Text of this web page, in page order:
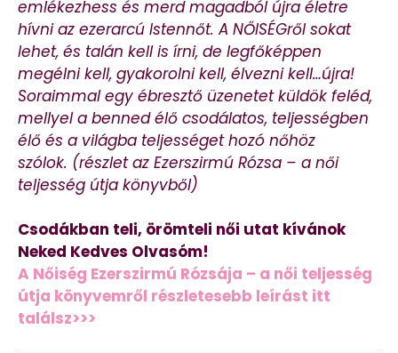
emlékezhess és merd magadból újra életre
hívni az ezerarcú Istennőt. A NŐISÉGről sokat
lehet, és talán kell is írni, de legfőképpen
megélni kell, gyakorolni kell, élvezni kell…újra!
Soraimmal egy ébresztő üzenetet küldök feléd,
mellyel a benned élő csodálatos, teljességben
élő és a világba teljességet hozó nőhöz
szólok. (részlet az Ezerszirmú Rózsa – a női
teljesség útja könyvből)
Csodákban teli, örömteli női utat kívánok
Neked Kedves Olvasóm!
A Nőiség Ezerszirmú Rózsája – a női teljesség
útja könyvemről részletesebb leírást itt
találsz>>>